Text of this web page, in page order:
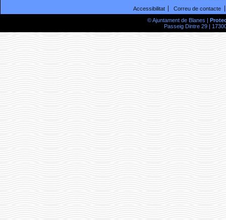
Accessibilitat
Correu de contacte
© Ajuntament de Blanes |
Passeig Dintre 29 |